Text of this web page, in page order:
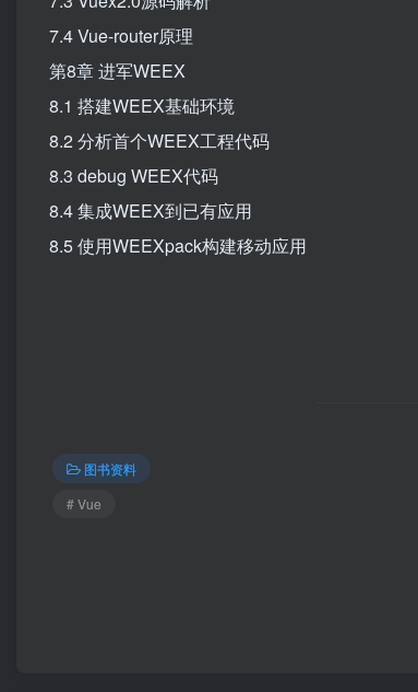
7.4 Vue-router原理
第8章 进军WEEX
8.1 搭建WEEX基础环境
8.2 分析首个WEEX工程代码
8.3 debug WEEX代码
8.4 集成WEEX到已有应用
8.5 使用WEEXpack构建移动应用
图书资料
# Vue